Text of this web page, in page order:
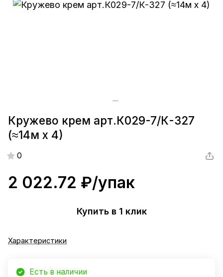
Кружево крем арт.К029-7/К-327
(≈14м х 4)
0
2 022.72 ₽/упак
Купить в 1 клик
Характеристики
Есть в наличии